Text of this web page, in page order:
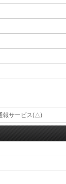
報サービス(△)